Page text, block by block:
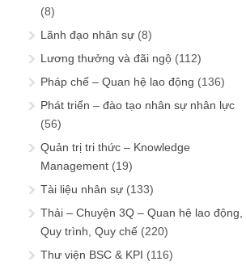
(8)
Lãnh đạo nhân sự (8)
Lương thưởng và đãi ngộ (112)
Pháp chế – Quan hệ lao động (136)
Phát triển – đào tạo nhân sự nhân lực
(56)
Quản trị tri thức – Knowledge
Management (19)
Tài liệu nhân sự (133)
Thải – Chuyện 3Q – Quan hệ lao động,
Quy trình, Quy chế (220)
Thư viện BSC & KPI (116)